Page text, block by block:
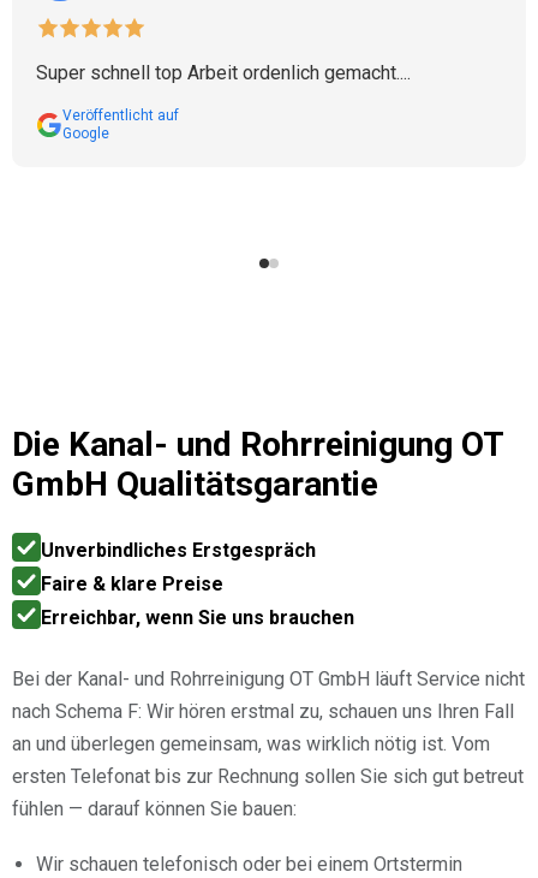
Super schnell top Arbeit ordenlich gemacht....
Veröffentlicht auf
Google
Die Kanal- und Rohrreinigung OT
GmbH Qualitätsgarantie
Unverbindliches Erstgespräch
Faire & klare Preise
Erreichbar, wenn Sie uns brauchen
Bei der Kanal- und Rohrreinigung OT GmbH läuft Service nicht
nach Schema F: Wir hören erstmal zu, schauen uns Ihren Fall
an und überlegen gemeinsam, was wirklich nötig ist. Vom
ersten Telefonat bis zur Rechnung sollen Sie sich gut betreut
fühlen — darauf können Sie bauen:
Wir schauen telefonisch oder bei einem Ortstermin